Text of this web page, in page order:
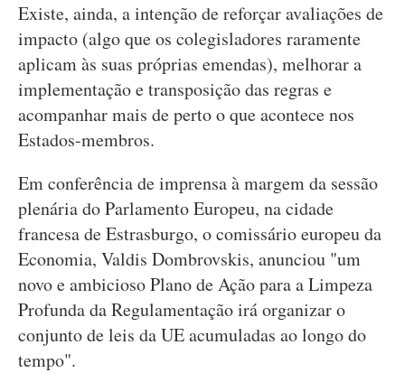
Existe, ainda, a intenção de reforçar avaliações de
impacto (algo que os colegisladores raramente
aplicam às suas próprias emendas), melhorar a
implementação e transposição das regras e
acompanhar mais de perto o que acontece nos
Estados-membros.
Em conferência de imprensa à margem da sessão
plenária do Parlamento Europeu, na cidade
francesa de Estrasburgo, o comissário europeu da
Economia, Valdis Dombrovskis, anunciou "um
novo e ambicioso Plano de Ação para a Limpeza
Profunda da Regulamentação irá organizar o
conjunto de leis da UE acumuladas ao longo do
tempo".